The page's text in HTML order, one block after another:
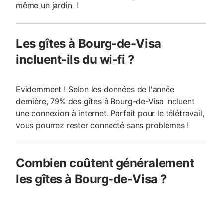
même un jardin !
Les gîtes à Bourg-de-Visa
incluent-ils du wi-fi ?
Evidemment ! Selon les données de l'année
dernière, 79% des gîtes à Bourg-de-Visa incluent
une connexion à internet. Parfait pour le télétravail,
vous pourrez rester connecté sans problèmes !
Combien coûtent généralement
les gîtes à Bourg-de-Visa ?